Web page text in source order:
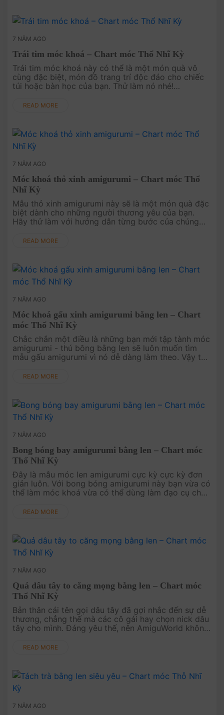
7 NĂM AGO
Trái tim móc khoá – Chart móc Thổ Nhĩ Kỳ
Trái tim móc khoá này có thể là một món quà vô
cùng đặc biệt, món đồ trang trí độc đáo cho chiếc
túi hoặc bàn học của bạn. Thử làm nó nhé!
READ MORE
7 NĂM AGO
Móc khoá thỏ xinh amigurumi – Chart móc Thổ
Nhĩ Kỳ
Mẫu thỏ xinh amigurumi này sẽ là một món quà đặc
biệt dành cho những người thương yêu của bạn.
Hãy thử làm với hướng dẫn từng bước của chúng
READ MORE
7 NĂM AGO
Móc khoá gấu xinh amigurumi bằng len – Chart
móc Thổ Nhĩ Kỳ
Chắc chắn một điều là những bạn mới tập tành móc
amigurumi - thú bông bằng len sẽ luôn muốn tìm
mẫu gấu amigurumi vì nó dễ dàng làm theo. Vậy thì
Việt TẠI ĐÂY..
READ MORE
7 NĂM AGO
Bong bóng bay amigurumi bằng len – Chart móc
Thổ Nhĩ Kỳ
Đây là mẫu móc len amigurumi cực kỳ cực kỳ đơn
giản luôn. Với bong bóng amigurumi này bạn vừa có
thể làm móc khoá vừa có thể dùng làm đạo cụ chụp
READ MORE
7 NĂM AGO
Quả dâu tây to căng mọng bằng len – Chart móc
Thổ Nhĩ Kỳ
Bản thân cái tên gọi dâu tây đã gợi nhắc đến sự dễ
thương, chẳng thế mà các cô gái hay chọn nick dâu
tây cho mình. Đáng yêu thế, nên AmiguWorld không
READ MORE
7 NĂM AGO